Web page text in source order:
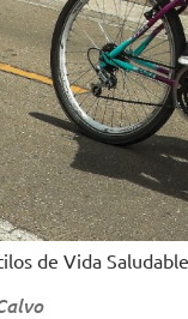
de Vida